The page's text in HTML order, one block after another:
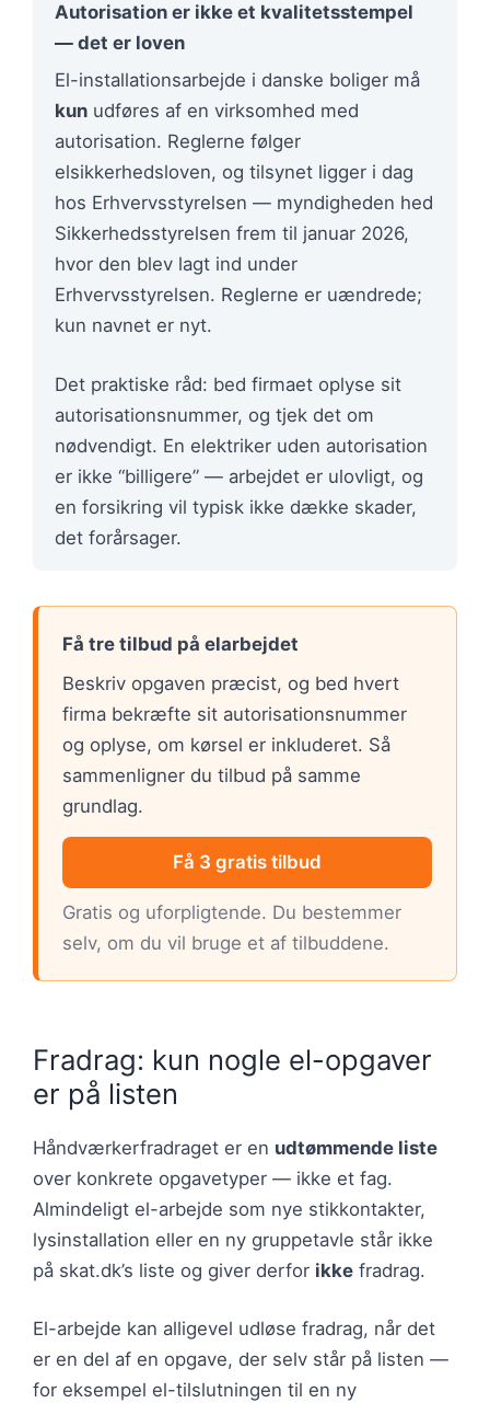
Autorisation er ikke et kvalitetsstempel
— det er loven
El-installationsarbejde i danske boliger må
kun udføres af en virksomhed med
autorisation. Reglerne følger
elsikkerhedsloven, og tilsynet ligger i dag
hos Erhvervsstyrelsen — myndigheden hed
Sikkerhedsstyrelsen frem til januar 2026,
hvor den blev lagt ind under
Erhvervsstyrelsen. Reglerne er uændrede;
kun navnet er nyt.
Det praktiske råd: bed firmaet oplyse sit
autorisationsnummer, og tjek det om
nødvendigt. En elektriker uden autorisation
er ikke “billigere” — arbejdet er ulovligt, og
en forsikring vil typisk ikke dække skader,
det forårsager.
Få tre tilbud på elarbejdet
Beskriv opgaven præcist, og bed hvert
firma bekræfte sit autorisationsnummer
og oplyse, om kørsel er inkluderet. Så
sammenligner du tilbud på samme
grundlag.
Få 3 gratis tilbud
Gratis og uforpligtende. Du bestemmer
selv, om du vil bruge et af tilbuddene.
Fradrag: kun nogle el-opgaver
er på listen
Håndværkerfradraget er en udtømmende liste
over konkrete opgavetyper — ikke et fag.
Almindeligt el-arbejde som nye stikkontakter,
lysinstallation eller en ny gruppetavle står ikke
på skat.dk’s liste og giver derfor ikke fradrag.
El-arbejde kan alligevel udløse fradrag, når det
er en del af en opgave, der selv står på listen —
for eksempel el-tilslutningen til en ny